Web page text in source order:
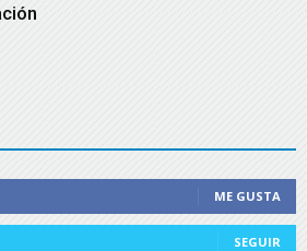
ME GUSTA
SEGUIR